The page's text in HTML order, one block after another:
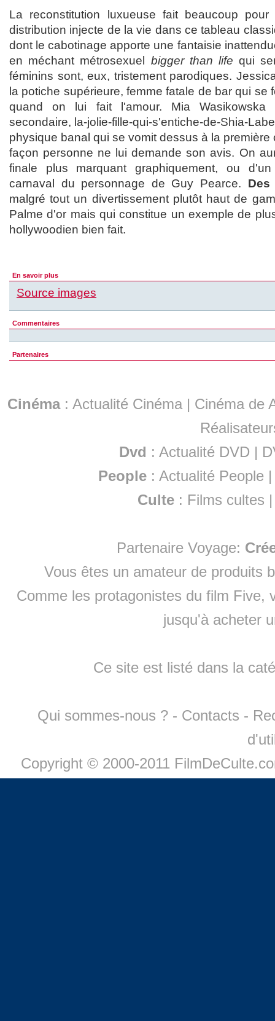
La reconstitution luxueuse fait beaucoup
distribution injecte de la vie dans ce tableau
dont le cabotinage apporte une fantaisie
en méchant métrosexuel bigger than life qui
féminins sont, eux, tristement parodiques.
la potiche supérieure, femme fatale de bar qui se
quand on lui fait l'amour. Mia Wasikowska
secondaire, la-jolie-fille-qui-s'entiche-de-Shia-
physique banal qui se vomit dessus à la
façon personne ne lui demande son avis. On
finale plus marquant graphiquement, ou d'un
carnaval du personnage de Guy Pearce.
malgré tout un divertissement plutôt haut de
Palme d'or mais qui constitue un exemple de
hollywoodien bien fait.
En savoir plus
Source images
Commentaires
Partenaires
Cinéma: Actualité Cinéma | Cinéma de
Dvd : Actualité DVD |
People :Actualité People
Culte : Films cultes
Partenaire Voyage:
Vous êtes un amateur de produits
Comme les protagonistes du film Five,
jusqu'à acheter
Ce site est listé dans la
Qui sommes-nous ? - Contacts -
Copyright © 2000-2011